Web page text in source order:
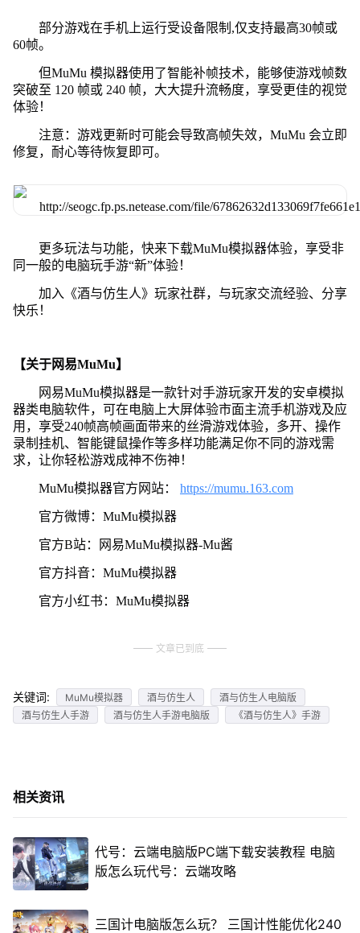
部分游戏在手机上运行受设备限制,仅支持最高30帧或
60帧。
但MuMu 模拟器使用了智能补帧技术，能够使游戏帧数
突破至 120 帧或 240 帧，大大提升流畅度，享受更佳的视觉
体验！
注意：游戏更新时可能会导致高帧失效，MuMu 会立即
修复，耐心等待恢复即可。
更多玩法与功能，快来下载MuMu模拟器体验，享受非
同一般的电脑玩手游“新”体验！
加入《酒与仿生人》玩家社群，与玩家交流经验、分享
快乐！
【关于网易MuMu】
网易MuMu模拟器是一款针对手游玩家开发的安卓模拟
器类电脑软件，可在电脑上大屏体验市面主流手机游戏及应
用，享受240帧高帧画面带来的丝滑游戏体验，多开、操作
录制挂机、智能键鼠操作等多样功能满足你不同的游戏需
求，让你轻松游戏成神不伤神！
MuMu模拟器官方网站： https://mumu.163.com
官方微博：MuMu模拟器
官方B站：网易MuMu模拟器-Mu酱
官方抖音：MuMu模拟器
官方小红书：MuMu模拟器
文章已到底
关键词: MuMu模拟器 酒与仿生人
酒与仿生人电脑版
酒与仿生人手游
酒与仿生人手游电脑版 《酒与仿生人》手游
相关资讯
代号：云端电脑版PC端下载安装教程 电脑
版怎么玩代号：云端攻略
三国计电脑版怎么玩？ 三国计性能优化240